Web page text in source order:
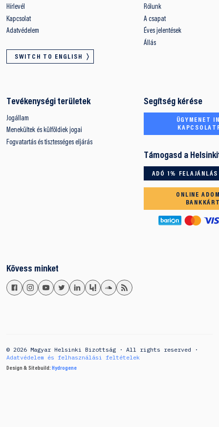
Hírlevél
Kapcsolat
Adatvédelem
SWITCH TO ENGLISH
Rólunk
A csapat
Éves jelentések
Állás
Tevékenységi területek
Jogállam
Menekültek és külföldiek jogai
Fogvatartás és tisztességes eljárás
Segítség kérése
ÜGYMENET
Támogasd a
ADÓ 1% FELAJÁNLÁS
ONLINE
Kövess minket
© 2026 Magyar Helsinki Bizottság · All rights reserved ·
Adatvédelem és felhasználási feltételek
Design & Sitebuild: Hydrogene